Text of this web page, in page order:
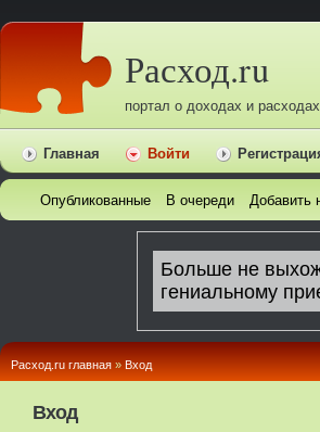
Расход.ru
портал о доходах и расходах
Главная Войти
Опубликованные В очереди Добавить
Расход.ru главная » Вход
Вход